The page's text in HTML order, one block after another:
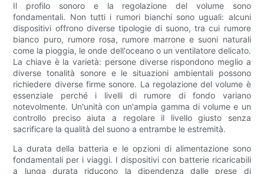
Il profilo sonoro e la regolazione del volume sono
fondamentali. Non tutti i rumori bianchi sono uguali: alcuni
dispositivi offrono diverse tipologie di suono, tra cui rumore
bianco puro, rumore rosa, rumore marrone e suoni naturali
come la pioggia, le onde dell'oceano o un ventilatore delicato.
La chiave è la varietà: persone diverse rispondono meglio a
diverse tonalità sonore e le situazioni ambientali possono
richiedere diverse firme sonore. La regolazione del volume è
essenziale perché i livelli di rumore di fondo variano
notevolmente. Un'unità con un'ampia gamma di volume e un
controllo preciso aiuta a regolare il livello giusto senza
sacrificare la qualità del suono a entrambe le estremità.
La durata della batteria e le opzioni di alimentazione sono
fondamentali per i viaggi. I dispositivi con batterie ricaricabili
a lunga durata riducono la dipendenza dalle prese di